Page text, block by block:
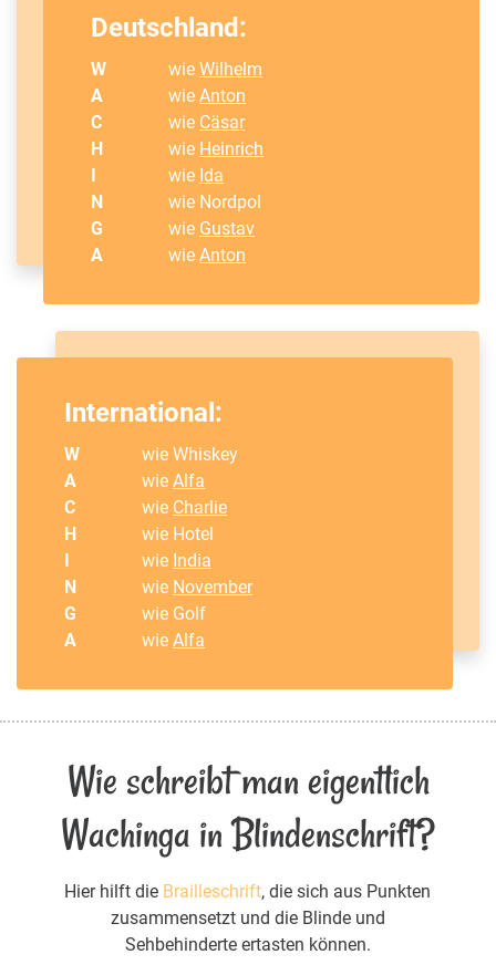
Deutschland:
W wieWilhelm
A
wieAnton
C
wie Cäsar
H
wie Heinrich
I
wie Ida
N
wie Nordpol
G
wie Gustav
A
wieAnton
International:
W
wie Whiskey
A
wieAlfa
C
wie Charlie
H
wie Hotel
I
wie India
N
wie November
G
wie Golf
A
wieAlfa
Wie schreibt man eigentlich
Wachinga in Blindenschrift?
Hier hilft die Brailleschrift, die sich aus Punkten
zusammensetzt und die Blinde und
Sehbehinderte ertasten können.